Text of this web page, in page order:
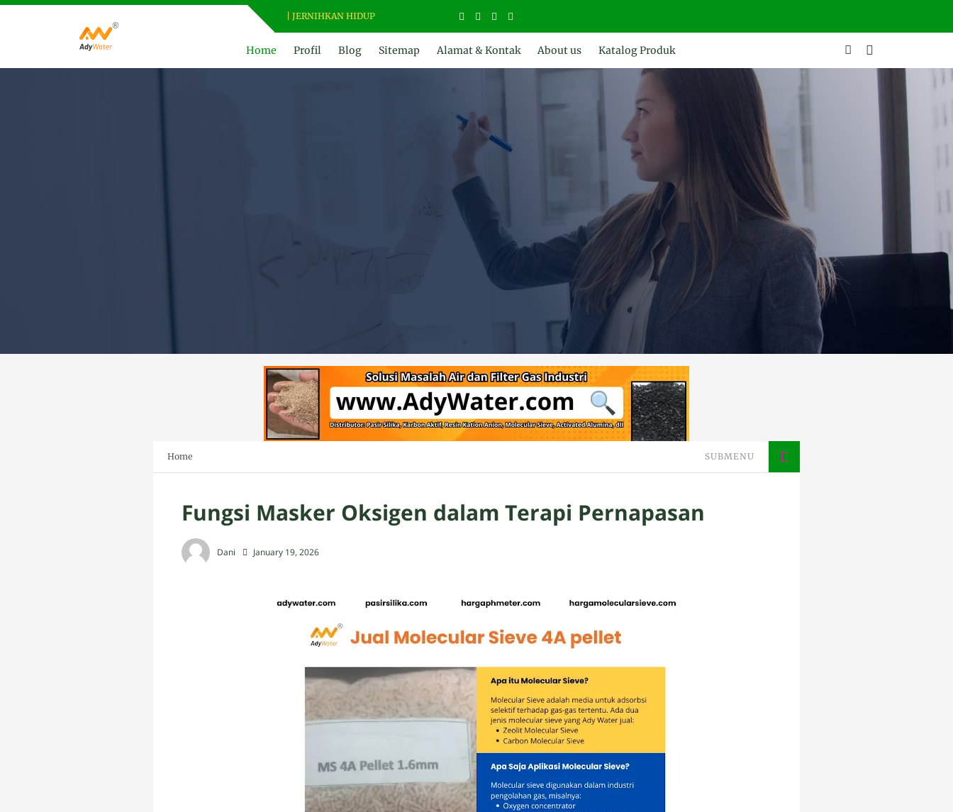
ADY WATER | JERNIHKAN HIDUP
Home Profil Blog Sitemap Alamat & Kontak About us Katalog Produk
Home SUBMENU
Fungsi Masker Oksigen dalam Terapi Pernapasan
Dani January 19, 2026